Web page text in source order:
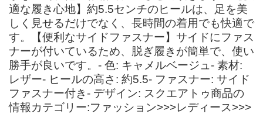
適な履き心地】約5.5センチのヒールは、足を美
しく見せるだけでなく、長時間の着用でも快適で
す。【便利なサイドファスナー】サイドにファス
ナーが付いているため、脱ぎ履きが簡単で、使い
勝手が良いです。- 色: キャメルベージュ- 素材:
レザー- ヒールの高さ: 約5.5- ファスナー: サイド
ファスナー付き- デザイン: スクエアトゥ商品の
情報カテゴリー:ファッション>>>レディース>>>